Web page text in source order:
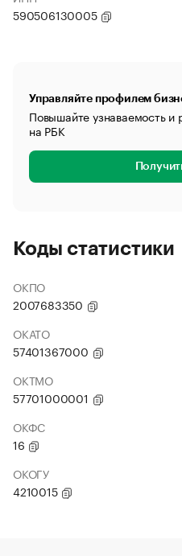
590506130005
Управляйте профилем
Повышайте узнаваемость и
на РБК
Коды статистики
ОКПО
2007683350
ОКАТО
57401367000
ОКТМО
57701000001
ОКФС
16
ОКОГУ
4210015